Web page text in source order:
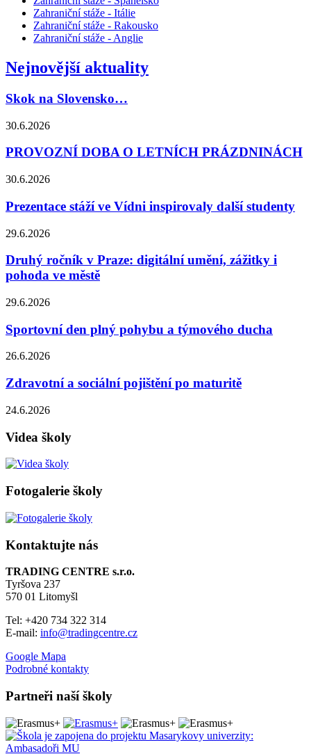
Zahraniční stáže - Itálie
Zahraniční stáže - Rakousko
Zahraniční stáže - Anglie
Nejnovější aktuality
Skok na Slovensko…
30.6.2026
PROVOZNÍ DOBA O LETNÍCH PRÁZDNINÁCH
30.6.2026
Prezentace stáží ve Vídni inspirovaly další studenty
29.6.2026
Druhý ročník v Praze: digitální umění, zážitky i
pohoda ve městě
29.6.2026
Sportovní den plný pohybu a týmového ducha
26.6.2026
Zdravotní a sociální pojištění po maturitě
24.6.2026
Videa školy
Fotogalerie školy
Kontaktujte nás
TRADING CENTRE s.r.o.
Tyršova 237
570 01 Litomyšl
Tel: +420 734 322 314
E-mail: info@tradingcentre.cz
Google Mapa
Podrobné kontakty
Partneři naší školy